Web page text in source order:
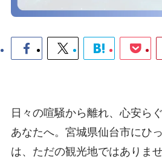
日々の喧騒から離れ、心安ら
あなたへ。宮城県仙台市にひ
は、ただの観光地ではありま